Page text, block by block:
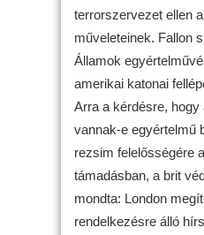
terrorszervezet ellen
műveleteinek. Fallon
Államok
amerikai katonai
Arra a kérdésre,
vannak-e egyértelmű
rezsim felelősségére
támadásban, a brit
mondta: London
rendelkezésre álló